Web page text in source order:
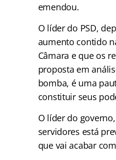
emendou.
O líder do PSD,
aumento contido
Câmara e que os
proposta em
bomba, é uma
constituir seus
O líder do
servidores está
que vai acabar